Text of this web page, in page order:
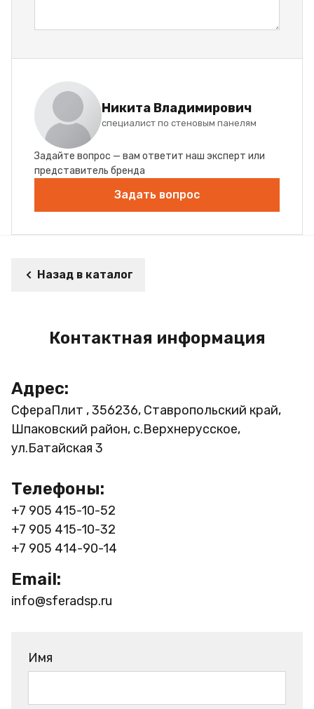
Никита Владимирович
специалист по стеновым панелям
Задайте вопрос — вам ответит наш эксперт или
представитель бренда
Задать вопрос
Назад в каталог
Контактная информация
Адрес:
СфераПлит , 356236, Ставропольский край,
Шпаковский район, с.Верхнерусское,
ул.Батайская 3
Телефоны:
+7 905 415-10-52
+7 905 415-10-32
+7 905 414-90-14
Email:
info@sferadsp.ru
Имя